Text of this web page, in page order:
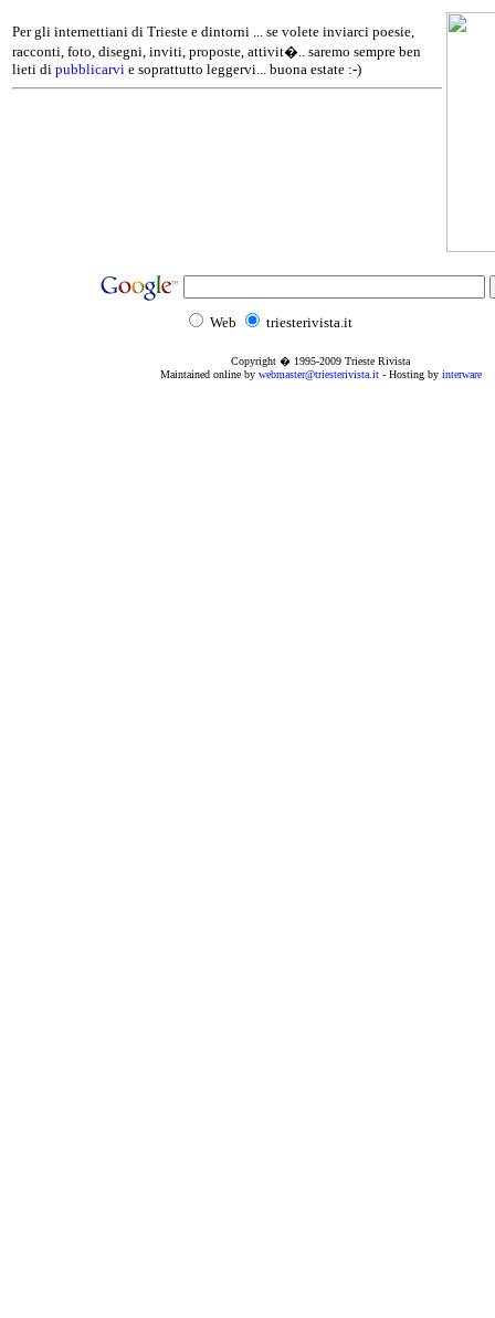
Per gli internettiani di Trieste e dintorni ... se volete inviarci poesie,
racconti, foto, disegni, inviti, proposte, attivit�.. saremo sempre ben
lieti di pubblicarvi e soprattutto leggervi... buona estate :-)
Web triesterivista.it
Copyright � 1995-2009 Trieste Rivista
Maintained online by webmaster@triesterivista.it- Hosting by interware